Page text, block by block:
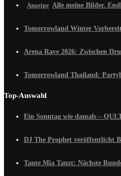
Alle meine Bilder.
Tomorrowland Winter
Arena Rave 2026: Zwischen
Tomorrowland Thailand:
Top-Auswahl
Ein Sonntag wie damals –
DJ The Prophet veröffentlicht
Tante Mia Tanzt: Nächste